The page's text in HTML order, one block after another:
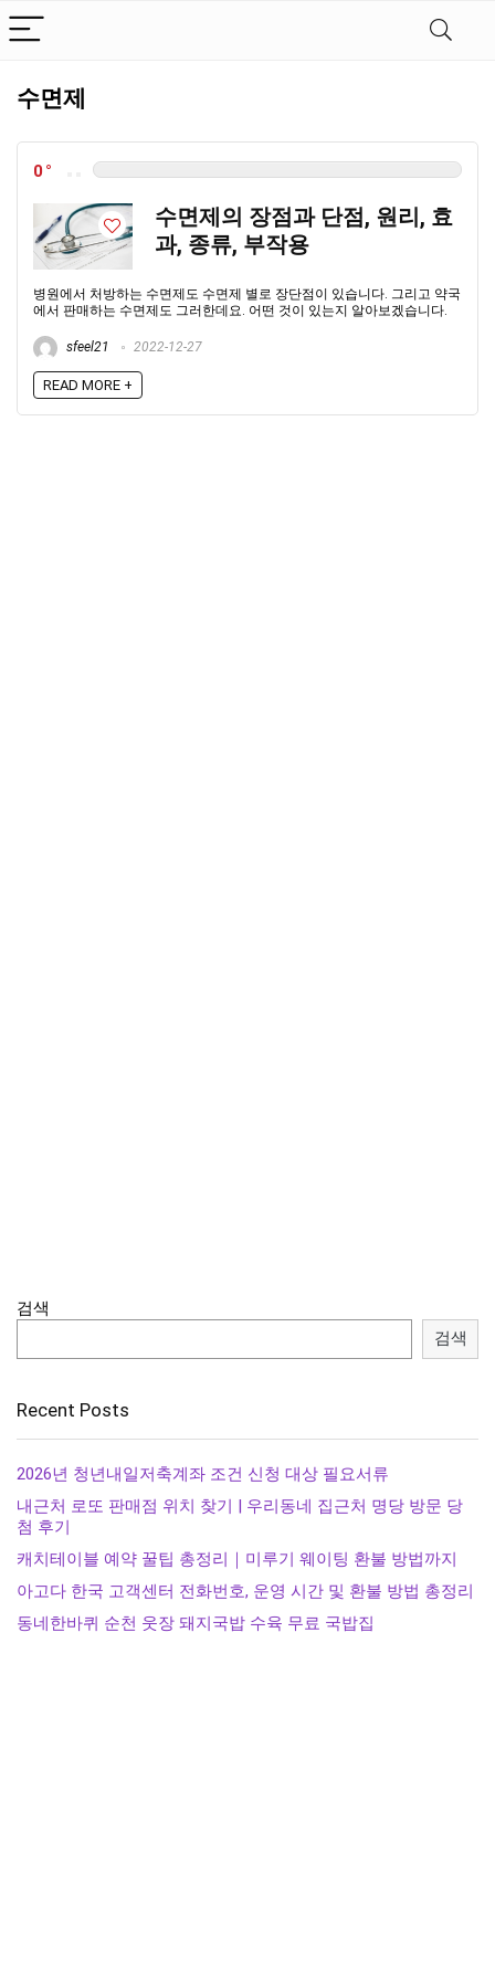
수면제
0
수면제의 장점과 단점, 원리, 효
과, 종류, 부작용
병원에서 처방하는 수면제도 수면제 별로 장단점이 있습니다. 그리고 약국
에서 판매하는 수면제도 그러한데요. 어떤 것이 있는지 알아보겠습니다.
sfeel21 2022-12-27
READ MORE +
검색
검색
Recent Posts
2026년 청년내일저축계좌 조건 신청 대상 필요서류
내근처 로또 판매점 위치 찾기 | 우리동네 집근처 명당 방문 당
첨 후기
캐치테이블 예약 꿀팁 총정리｜미루기 웨이팅 환불 방법까지
아고다 한국 고객센터 전화번호, 운영 시간 및 환불 방법 총정리
동네한바퀴 순천 웃장 돼지국밥 수육 무료 국밥집